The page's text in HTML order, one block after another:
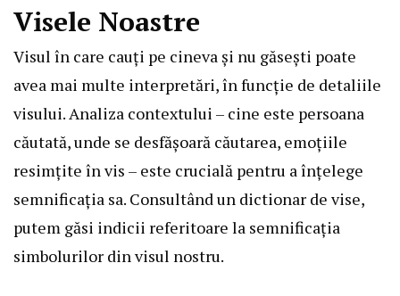
Visele Noastre
Visul în care cauți pe cineva și nu găsești poate
avea mai multe interpretări, în funcție de detaliile
visului. Analiza contextului – cine este persoana
căutată, unde se desfășoară căutarea, emoțiile
resimțite în vis – este crucială pentru a înțelege
semnificația sa. Consultând un dictionar de vise,
putem găsi indicii referitoare la semnificația
simbolurilor din visul nostru.